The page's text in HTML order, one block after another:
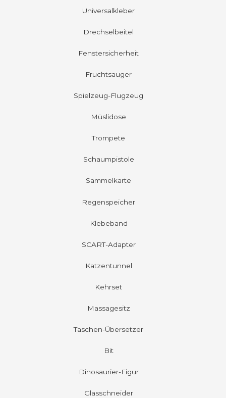
Universalkleber
Drechselbeitel
Fenstersicherheit
Fruchtsauger
Spielzeug-Flugzeug
Müslidose
Trompete
Schaumpistole
Sammelkarte
Regenspeicher
Klebeband
SCART-Adapter
Katzentunnel
Kehrset
Massagesitz
Taschen-Übersetzer
Bit
Dinosaurier-Figur
Glasschneider